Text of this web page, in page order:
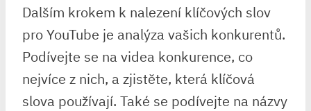
Dalším krokem k nalezení klíčových slov
pro YouTube je analýza vašich konkurentů.
Podívejte se na videa konkurence, co
nejvíce z nich, a zjistěte, která klíčová
slova používají. Také se podívejte na názvy